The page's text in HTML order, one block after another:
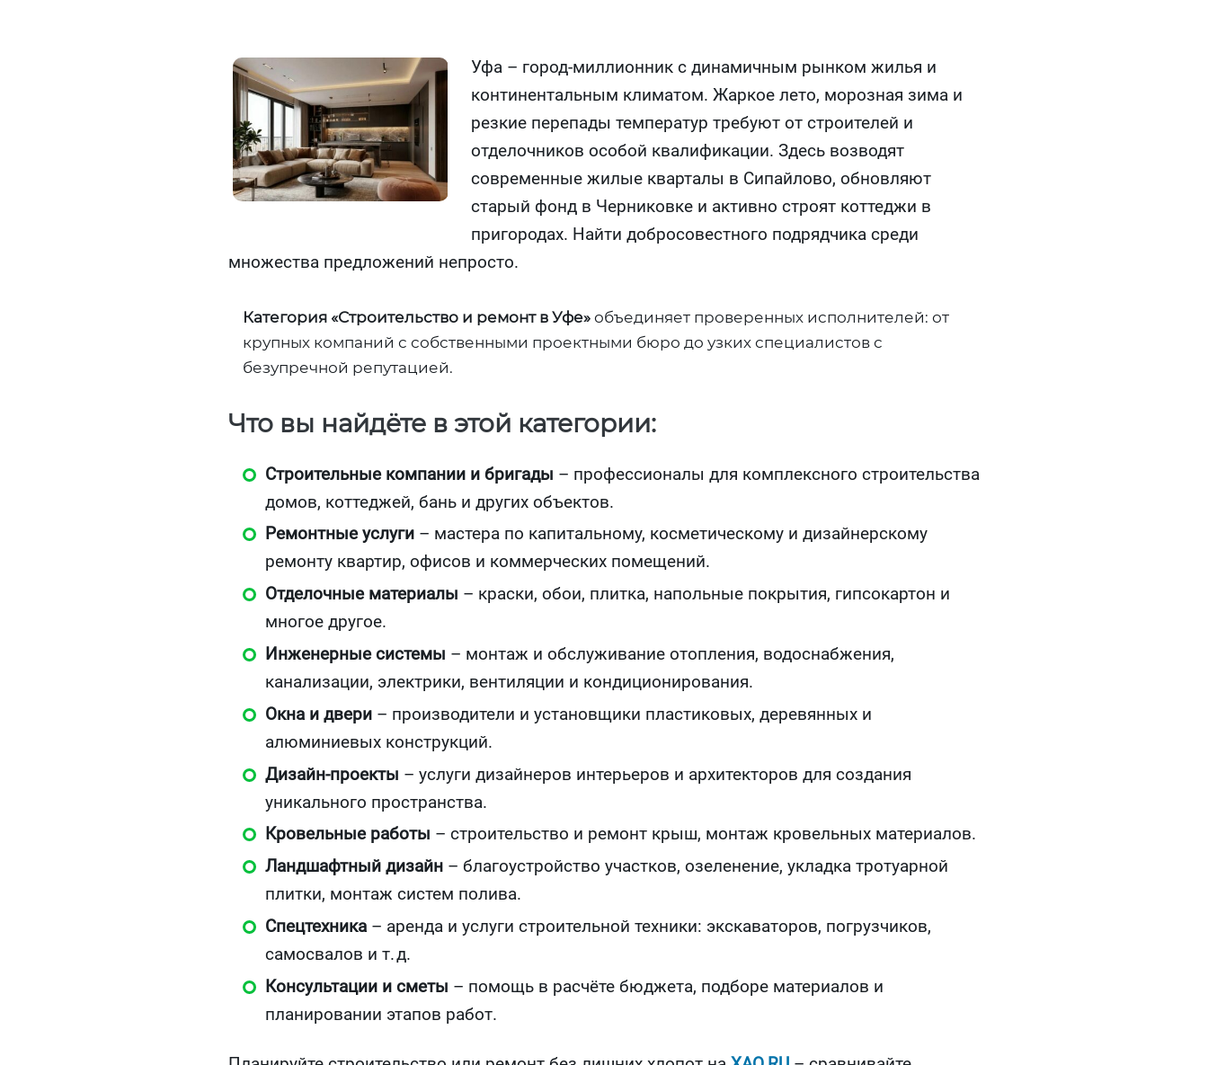
Уфа – город-миллионник с динамичным рынком жилья и
континентальным климатом. Жаркое лето, морозная зима и
резкие перепады температур требуют от строителей и
отделочников особой квалификации. Здесь возводят
современные жилые кварталы в Сипайлово, обновляют
старый фонд в Черниковке и активно строят коттеджи в
пригородах. Найти добросовестного подрядчика среди
множества предложений непросто.
Категория «Строительство и ремонт в Уфе»объединяет проверенных исполнителей: от
крупных компаний с собственными проектными бюро до узких специалистов с
безупречной репутацией.
Что вы найдёте в этой категории:
Строительные компании и бригады – профессионалы для комплексного строительства
домов, коттеджей, бань и других объектов.
Ремонтные услуги– мастера по капитальному, косметическому и дизайнерскому
ремонту квартир, офисов и коммерческих помещений.
Отделочные материалы – краски, обои, плитка, напольные покрытия, гипсокартон и
многое другое.
Инженерные системы – монтаж и обслуживание отопления, водоснабжения,
канализации, электрики, вентиляции и кондиционирования.
Окна и двери– производители и установщики пластиковых, деревянных и
алюминиевых конструкций.
Дизайн‑проекты – услуги дизайнеров интерьеров и архитекторов для создания
уникального пространства.
Кровельные работы – строительство и ремонт крыш, монтаж кровельных материалов.
Ландшафтный дизайн– благоустройство участков, озеленение, укладка тротуарной
плитки, монтаж систем полива.
Спецтехника– аренда и услуги строительной техники: экскаваторов, погрузчиков,
самосвалов и т. д.
Консультации и сметы – помощь в расчёте бюджета, подборе материалов и
планировании этапов работ.